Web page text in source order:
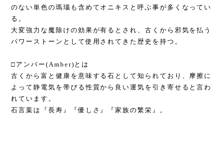
のない単色の瑪瑙も含めてオニキスと呼ぶ事が多くなってい
る。
大変強力な魔除けの効果が有るとされ、古くから邪気を払う
パワーストーンとして使用されてきた歴史を持つ。
□アンバー(Amber)とは
古くから富と健康を意味する石として知られており、摩擦に
よって静電気を帯びる性質から良い運気を引き寄せると言わ
れています。
石言葉は『長寿』『優しさ』『家族の繁栄』。